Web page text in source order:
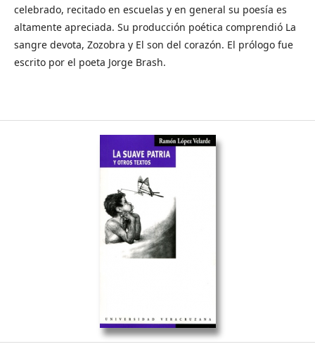
celebrado, recitado en escuelas y en general su poesía es
altamente apreciada. Su producción poética comprendió La
sangre devota, Zozobra y El son del corazón. El prólogo fue
escrito por el poeta Jorge Brash.